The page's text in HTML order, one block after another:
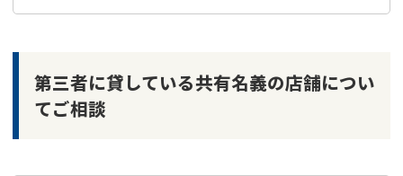
第三者に貸している共有名義の店舗につい
てご相談